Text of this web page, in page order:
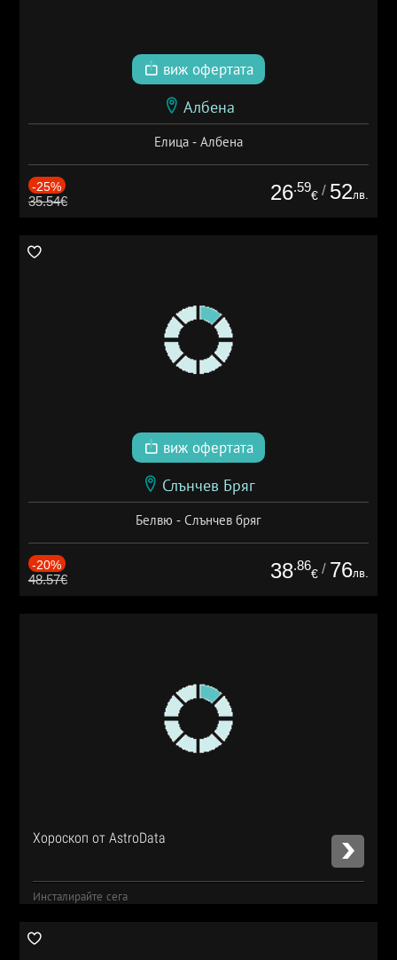
виж офертата
Албена
Елица - Албена
-25%
35.54€ 26.59
€ / 52лв.
виж офертата
Слънчев Бряг
Белвю - Слънчев бряг
-20%
48.57€ 38.86
€ / 76лв.
Хороскоп от AstroData
Инсталирайте сега